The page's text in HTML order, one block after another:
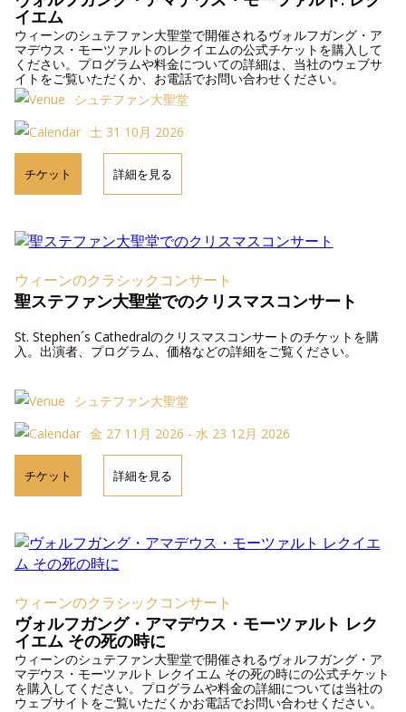
イエム
ウィーンのシュテファン大聖堂で開催されるヴォルフガング・ア
マデウス・モーツァルトのレクイエムの公式チケットを購入して
ください。プログラムや料金についての詳細は、当社のウェブサ
イトをご覧いただくか、お電話でお問い合わせください。
シュテファン大聖堂
土 31 10月 2026
チケット 詳細を見る
ウィーンのクラシックコンサート
聖ステファン大聖堂でのクリスマスコンサート
St. Stephen´s Cathedralのクリスマスコンサートのチケットを購
入。出演者、プログラム、価格などの詳細をご覧ください。
シュテファン大聖堂
金 27 11月 2026 - 水 23 12月 2026
チケット 詳細を見る
ウィーンのクラシックコンサート
ヴォルフガング・アマデウス・モーツァルト レク
イエム その死の時に
ウィーンのシュテファン大聖堂で開催されるヴォルフガング・ア
マデウス・モーツァルト レクイエム その死の時にの公式チケット
を購入してください。プログラムや料金の詳細については当社の
ウェブサイトをご覧いただくかお電話でお問い合わせください。